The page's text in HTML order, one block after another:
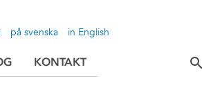
på svenska in English
KONTAKT